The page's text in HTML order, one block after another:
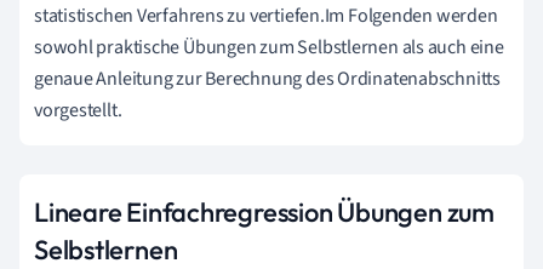
statistischen Verfahrens zu vertiefen.Im Folgenden werden
sowohl praktische Übungen zum Selbstlernen als auch eine
genaue Anleitung zur Berechnung des Ordinatenabschnitts
vorgestellt.
Lineare Einfachregression Übungen zum
Selbstlernen